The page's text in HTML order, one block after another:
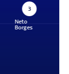
3
Neto
Borges